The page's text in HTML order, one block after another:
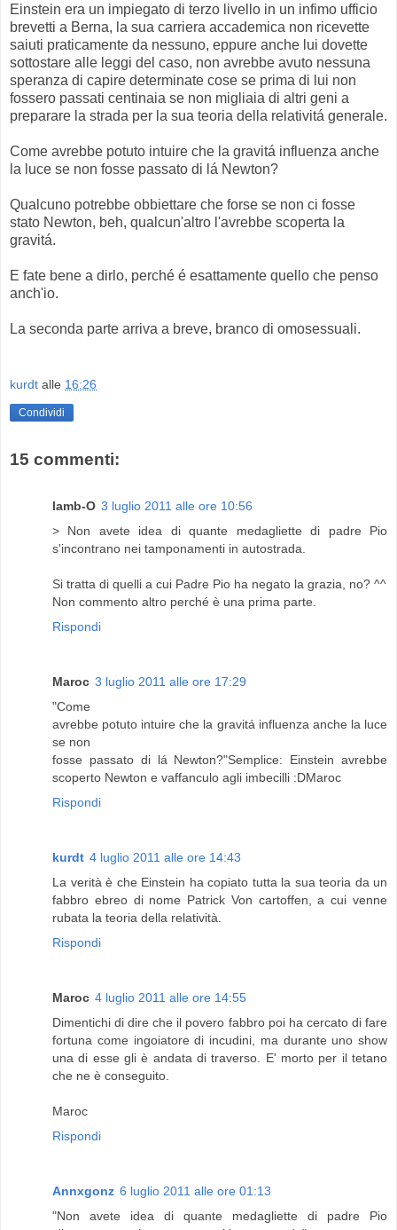
Einstein era un impiegato di terzo livello in un infimo ufficio
brevetti a Berna, la sua carriera accademica non ricevette
saiuti praticamente da nessuno, eppure anche lui dovette
sottostare alle leggi del caso, non avrebbe avuto nessuna
speranza di capire determinate cose se prima di lui non
fossero passati centinaia se non migliaia di altri geni a
preparare la strada per la sua teoria della relativitá generale.
Come avrebbe potuto intuire che la gravitá influenza anche
la luce se non fosse passato di lá Newton?
Qualcuno potrebbe obbiettare che forse se non ci fosse
stato Newton, beh, qualcun'altro l'avrebbe scoperta la
gravitá.
E fate bene a dirlo, perché é esattamente quello che penso
anch'io.
La seconda parte arriva a breve, branco di omosessuali.
kurdt alle 16:26
Condividi
15 commenti:
lamb-O 3 luglio 2011 alle ore 10:56
> Non avete idea di quante medagliette di padre Pio
s'incontrano nei tamponamenti in autostrada.
Si tratta di quelli a cui Padre Pio ha negato la grazia, no? ^^
Non commento altro perché è una prima parte.
Rispondi
Maroc 3 luglio 2011 alle ore 17:29
"Come
avrebbe potuto intuire che la gravitá influenza anche la luce
se non
fosse passato di lá Newton?"Semplice: Einstein avrebbe
scoperto Newton e vaffanculo agli imbecilli :DMaroc
Rispondi
kurdt 4 luglio 2011 alle ore 14:43
La verità è che Einstein ha copiato tutta la sua teoria da un
fabbro ebreo di nome Patrick Von cartoffen, a cui venne
rubata la teoria della relatività.
Rispondi
Maroc 4 luglio 2011 alle ore 14:55
Dimentichi di dire che il povero fabbro poi ha cercato di fare
fortuna come ingoiatore di incudini, ma durante uno show
una di esse gli è andata di traverso. E' morto per il tetano
che ne è conseguito.
Maroc
Rispondi
Annxgonz 6 luglio 2011 alle ore 01:13
"Non avete idea di quante medagliette di padre Pio